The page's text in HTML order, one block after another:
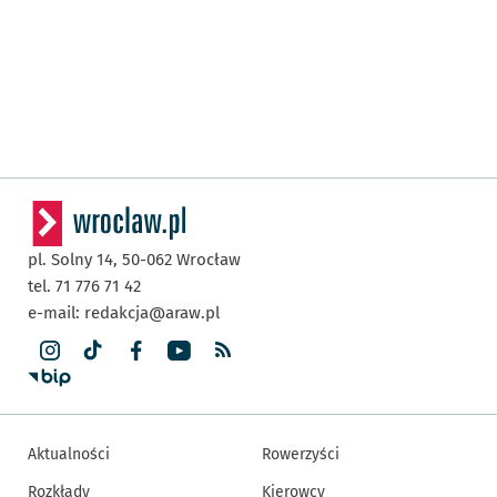
pl. Solny 14, 50-062 Wrocław
tel. 71 776 71 42
e-mail: redakcja@araw.pl
Aktualności
Rozkłady
Rowerzyści
Kierowcy